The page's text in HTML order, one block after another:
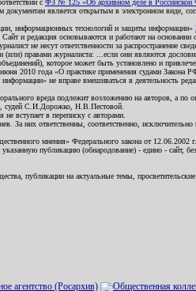
с ФЗ № 125 «Об архивном деле в Российской
является открытым в электронном виде,
информационных технологий и защиты информации»
Сайт и редакция основываются и работают на
не несут ответственности за распространение
правами журналиста: ...если они являются
которое может быть установлено и
2010 года «О практике применения судами Закона
не вправе вмешиваться в деятельность
вреда подлежит возложению на авторов, а по
судей С.И.Дорожко, Н.В.Пестовой.
вступает в переписку с авторами.
За них ответственны, соответственно,
мнения» Федерального закона от
публикацию (обнародование) - едино - сайт,
публикации на актуальные темы,